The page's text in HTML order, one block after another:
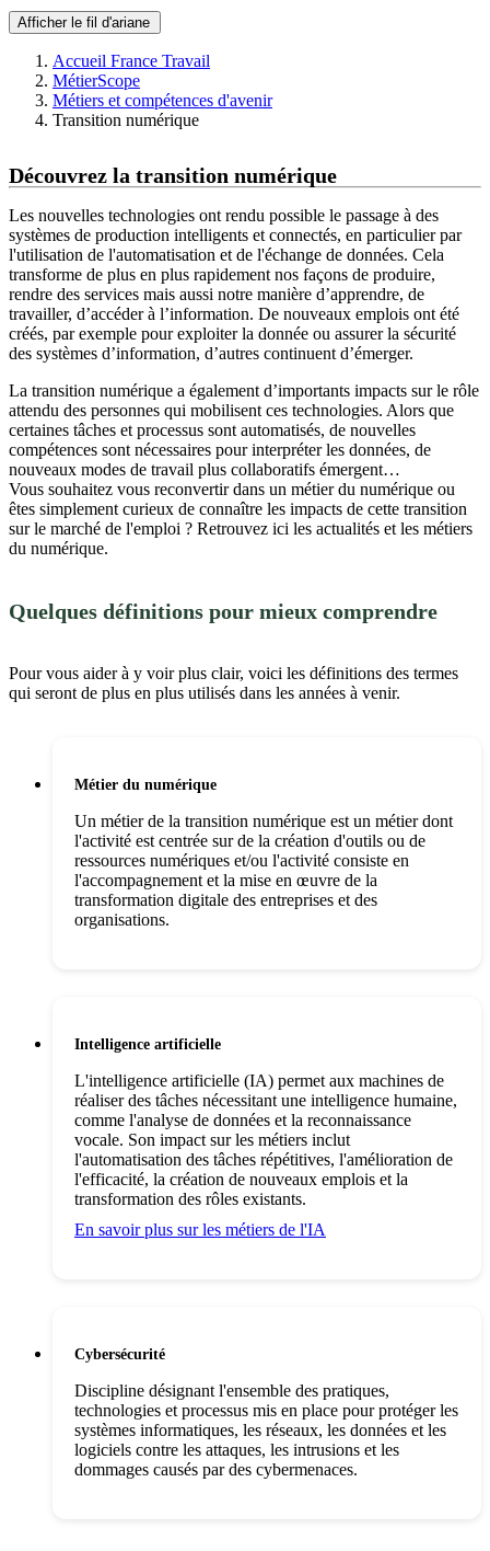
Afficher le fil d'ariane
Accueil France Travail
MétierScope
Métiers et compétences d'avenir
Transition numérique
Découvrez la transition numérique
Les nouvelles technologies ont rendu possible le passage à des
systèmes de production intelligents et connectés, en particulier par
l'utilisation de l'automatisation et de l'échange de données. Cela
transforme de plus en plus rapidement nos façons de produire,
rendre des services mais aussi notre manière d’apprendre, de
travailler, d’accéder à l’information. De nouveaux emplois ont été
créés, par exemple pour exploiter la donnée ou assurer la sécurité
des systèmes d’information, d’autres continuent d’émerger.
La transition numérique a également d’importants impacts sur le rôle
attendu des personnes qui mobilisent ces technologies. Alors que
certaines tâches et processus sont automatisés, de nouvelles
compétences sont nécessaires pour interpréter les données, de
nouveaux modes de travail plus collaboratifs émergent…
Vous souhaitez vous reconvertir dans un métier du numérique ou
êtes simplement curieux de connaître les impacts de cette transition
sur le marché de l'emploi ? Retrouvez ici les actualités et les métiers
du numérique.
Quelques définitions pour mieux comprendre
Pour vous aider à y voir plus clair, voici les définitions des termes
qui seront de plus en plus utilisés dans les années à venir.
Métier du numérique
Un métier de la transition numérique est un métier dont
l'activité est centrée sur de la création d'outils ou de
ressources numériques et/ou l'activité consiste en
l'accompagnement et la mise en œuvre de la
transformation digitale des entreprises et des
organisations.
Intelligence artificielle
L'intelligence artificielle (IA) permet aux machines de
réaliser des tâches nécessitant une intelligence humaine,
comme l'analyse de données et la reconnaissance
vocale. Son impact sur les métiers inclut
l'automatisation des tâches répétitives, l'amélioration de
l'efficacité, la création de nouveaux emplois et la
transformation des rôles existants.
En savoir plus sur les métiers de l'IA
Cybersécurité
Discipline désignant l'ensemble des pratiques,
technologies et processus mis en place pour protéger les
systèmes informatiques, les réseaux, les données et les
logiciels contre les attaques, les intrusions et les
dommages causés par des cybermenaces.